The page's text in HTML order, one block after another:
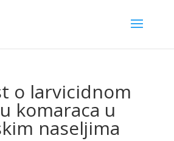
o larvicidnom
komaraca u
naseljima